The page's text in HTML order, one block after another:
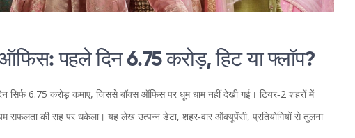
पहले दिन 6.75 करोड़, हिट या फ्लॉप?
6.75 करोड़ कमाए, जिससे बॉक्स ऑफिस पर धूम धाम नहीं देखी गई। टियर‑2 शहरों में
सफलता की राह पर धकेला। यह लेख उत्पन्न डेटा, शहर‑वार ऑक्यूपेंसी, प्रतियोगियों से तुलना